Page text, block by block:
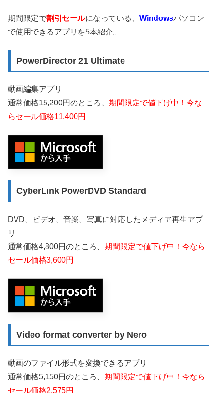
期間限定で割引セールになっている、 Windowsパソコン
で使用できるアプリを5本紹介。
PowerDirector 21 Ultimate
動画編集アプリ
通常価格15,200円のところ、 期間限定で値下げ中！今な
らセール価格11,400円
CyberLink PowerDVD Standard
DVD、ビデオ、音楽、写真に対応したメディア再生アプ
リ
通常価格4,800円のところ、 期間限定で値下げ中！今なら
セール価格3,600円
Video format converter by Nero
動画のファイル形式を変換できるアプリ
通常価格5,150円のところ、 期間限定で値下げ中！今なら
セール価格2,575円